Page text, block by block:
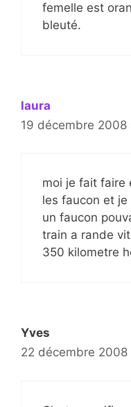
femelle est
bleuté.
laura
19 décembre 2008
moi je fait faire
les faucon et je
un faucon
train a rande
350 kilometre
Yves
22 décembre 2008